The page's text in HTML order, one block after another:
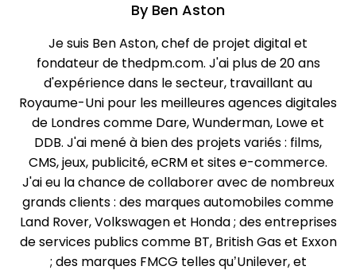
ByBen Aston
Je suis Ben Aston, chef de projet digital et
fondateur de thedpm.com. J'ai plus de 20 ans
d'expérience dans le secteur, travaillant au
Royaume-Uni pour les meilleures agences digitales
de Londres comme Dare, Wunderman, Lowe et
DDB. J'ai mené à bien des projets variés : films,
CMS, jeux, publicité, eCRM et sites e-commerce.
J'ai eu la chance de collaborer avec de nombreux
grands clients : des marques automobiles comme
Land Rover, Volkswagen et Honda ; des entreprises
de services publics comme BT, British Gas et Exxon
; des marques FMCG telles qu’Unilever, et